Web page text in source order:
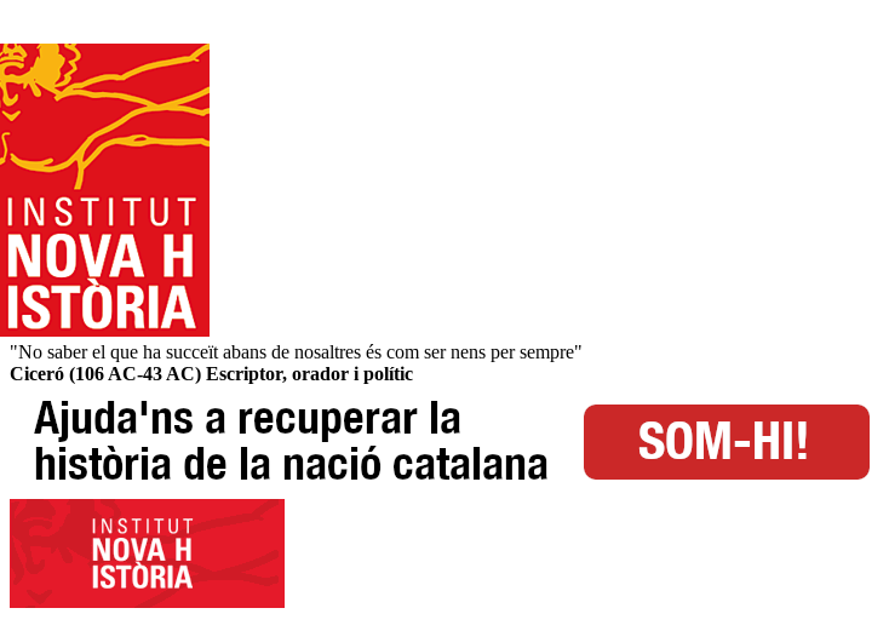
"No saber el que ha succeït abans de nosaltres és com ser nens per sempre"
Ciceró (106 AC-43 AC) Escriptor, orador i polític